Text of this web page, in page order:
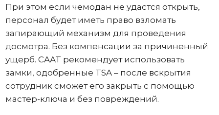
При этом если чемодан не удастся открыть,
персонал будет иметь право взломать
запирающий механизм для проведения
досмотра. Без компенсации за причиненный
ущерб. CAAT рекомендует использовать
замки, одобренные TSA – после вскрытия
сотрудник сможет его закрыть с помощью
мастер-ключа и без повреждений.